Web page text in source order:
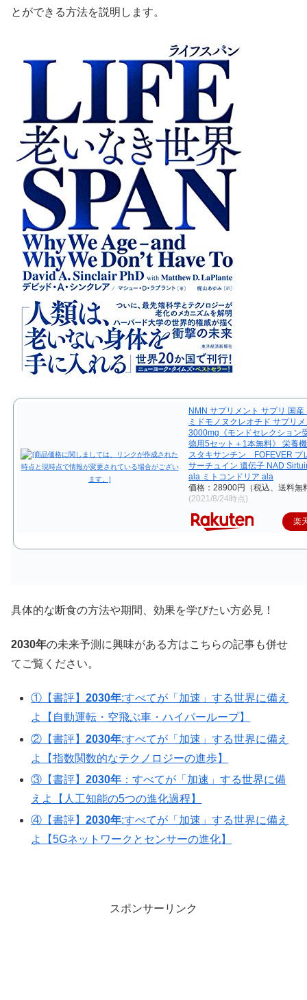
とができる方法を説明します。
NMN サプリメント サプリ 国産
ミドモノヌクレオチド サプリ
3000mg《モンドセレクション
徳用5セット＋1本無料》 栄養
スタキサンチン FOFEVER
サーチュイン 遺伝子 NAD
ala ミトコンドリア ala
価格：28900円（税込、送料無
(2021/8/24時点)
楽
具体的な断食の方法や期間、効果を学びたい方必見！
2030年の未来予測に興味がある方はこちらの記事も併せ
てご覧ください。
①【書評】2030年:すべてが「加速」する世界に備え
よ【自動運転・空飛ぶ車・ハイパーループ】
②【書評】2030年:すべてが「加速」する世界に備え
よ【指数関数的なテクノロジーの進歩】
③【書評】2030年 ：すべてが「加速」する世界に備
えよ【人工知能の5つの進化過程】
④【書評】2030年:すべてが「加速」する世界に備え
よ【5Gネットワークとセンサーの進化】
スポンサーリンク